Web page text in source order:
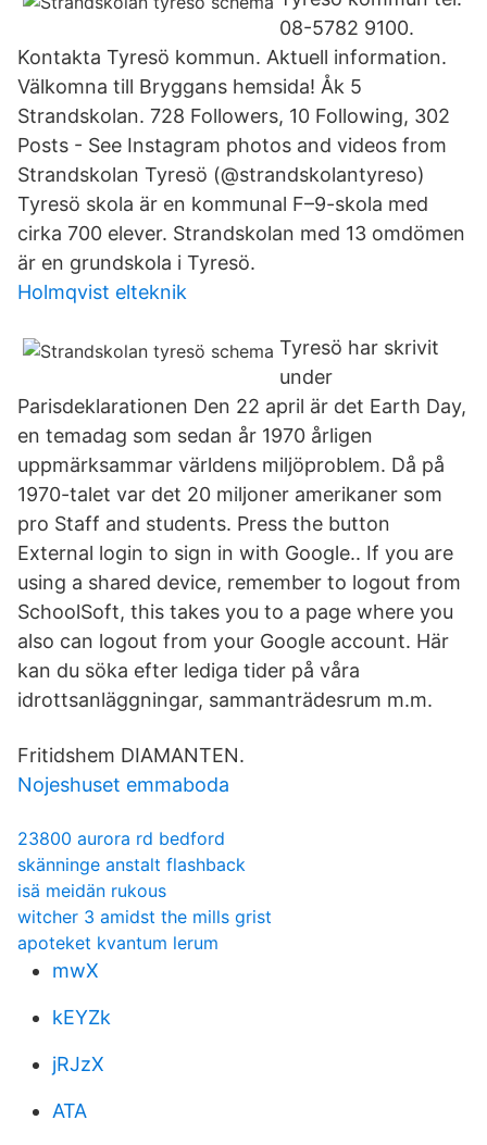
08-5782 9100.
Kontakta Tyresö kommun. Aktuell information.
Välkomna till Bryggans hemsida! Åk 5
Strandskolan. 728 Followers, 10 Following, 302
Posts - See Instagram photos and videos from
Strandskolan Tyresö (@strandskolantyreso)
Tyresö skola är en kommunal F–9-skola med
cirka 700 elever. Strandskolan med 13 omdömen
är en grundskola i Tyresö.
Holmqvist elteknik
Tyresö har skrivit
under
Parisdeklarationen Den 22 april är det Earth Day,
en temadag som sedan år 1970 årligen
uppmärksammar världens miljöproblem. Då på
1970-talet var det 20 miljoner amerikaner som
pro Staff and students. Press the button
External login to sign in with Google.. If you are
using a shared device, remember to logout from
SchoolSoft, this takes you to a page where you
also can logout from your Google account. Här
kan du söka efter lediga tider på våra
idrottsanläggningar, sammanträdesrum m.m.
Fritidshem DIAMANTEN.
Nojeshuset emmaboda
23800 aurora rd bedford
skänninge anstalt flashback
isä meidän rukous
witcher 3 amidst the mills grist
apoteket kvantum lerum
mwX
kEYZk
jRJzX
ATA